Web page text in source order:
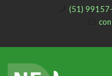
(51)